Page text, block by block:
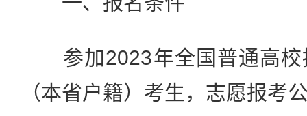
参加2023年全国普通高校
（本省户籍）考生，志愿报考